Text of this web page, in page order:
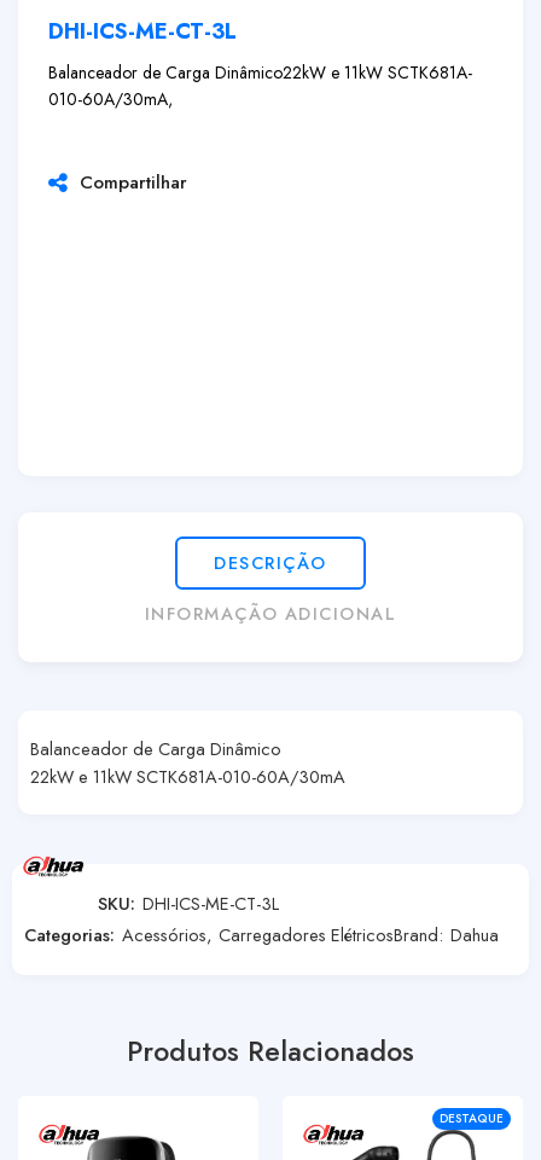
DHI-ICS-ME-CT-3L
Balanceador de Carga Dinâmico22kW e 11kW SCTK681A-
010-60A/30mA,
Compartilhar
DESCRIÇÃO
INFORMAÇÃO ADICIONAL
Balanceador de Carga Dinâmico
22kW e 11kW SCTK681A-010-60A/30mA
SKU: DHI-ICS-ME-CT-3L
Categorias: Acessórios, Carregadores ElétricosBrand: Dahua
Produtos Relacionados
DESTAQUE